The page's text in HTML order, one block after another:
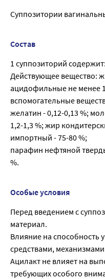
Суппозитории
Состав
1 суппозиторий содержит:
Действующее вещество:
ацидофильные не менее
вспомогательные
желатин - 0,12-0,13 %;
1,2-1,3 %; жир
импортный - 75-80 %;
парафин нефтяной
%.
Особые условия
Перед введением с
материал.
Влияние на способность
средствами,
Ацилакт не влияет на
требующих особого